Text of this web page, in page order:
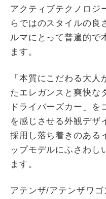
アクティブテクノロジ
らではのスタイルの良
ルマにとって普遍的で
ます。
「本質にこだわる大
たエレガンスと爽快な
ドライバーズカー」を
を感じさせる外観デザ
採用し落ち着きのある
ップモデルにふさわし
ます。
アテンザ/アテンザワ